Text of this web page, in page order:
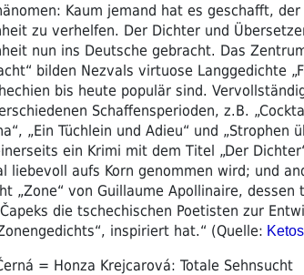
Kaum jemand hat es geschafft,
zu verhelfen. Der Dichter und
nun ins Deutsche gebracht. Das
bilden Nezvals virtuose Langgedichte
bis heute populär sind.
Schaffensperioden, z.B.
„Ein Tüchlein und Adieu“ und „Strophen
ein Krimi mit dem Titel „Der
liebevoll aufs Korn genommen wird; und
„Zone“ von Guillaume Apollinaire, dessen
die tschechischen Poetisten zur
inspiriert hat.“ (Quelle:
= Honza Krejcarová: Totale Sehnsucht